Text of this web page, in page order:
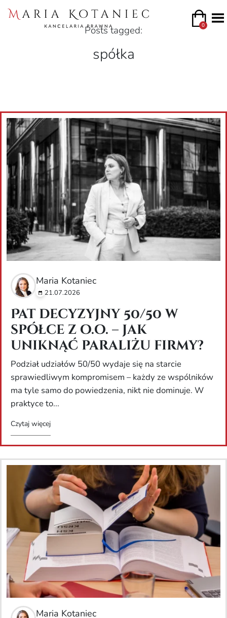
0
Posts tagged:
spółka
Maria Kotaniec
21.07.2026
Pat decyzyjny 50/50 w
spółce z o.o. – jak
uniknąć paraliżu firmy?
Podział udziałów 50/50 wydaje się na starcie
sprawiedliwym kompromisem – każdy ze wspólników
ma tyle samo do powiedzenia, nikt nie dominuje. W
praktyce to...
Czytaj więcej
Maria Kotaniec